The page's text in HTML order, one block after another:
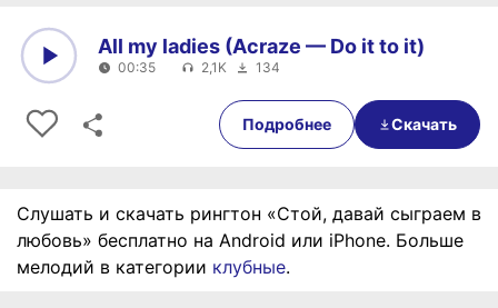
00:35
All my ladies (Acraze — Do it to it)
00:35 2,1K 134
Подробнее Скачать
Слушать и скачать рингтон «Стой, давай сыграем в
любовь» бесплатно на Android или iPhone. Больше
мелодий в категории клубные.